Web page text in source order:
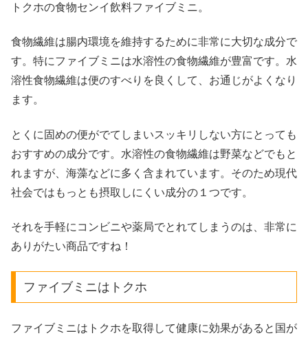
トクホの食物センイ飲料ファイブミニ。
食物繊維は腸内環境を維持するために非常に大切な成分で
す。特にファイブミニは水溶性の食物繊維が豊富です。水
溶性食物繊維は便のすべりを良くして、お通じがよくなり
ます。
とくに固めの便がでてしまいスッキリしない方にとっても
おすすめの成分です。水溶性の食物繊維は野菜などでもと
れますが、海藻などに多く含まれています。そのため現代
社会ではもっとも摂取しにくい成分の１つです。
それを手軽にコンビニや薬局でとれてしまうのは、非常に
ありがたい商品ですね！
ファイブミニはトクホ
ファイブミニはトクホを取得して健康に効果があると国が